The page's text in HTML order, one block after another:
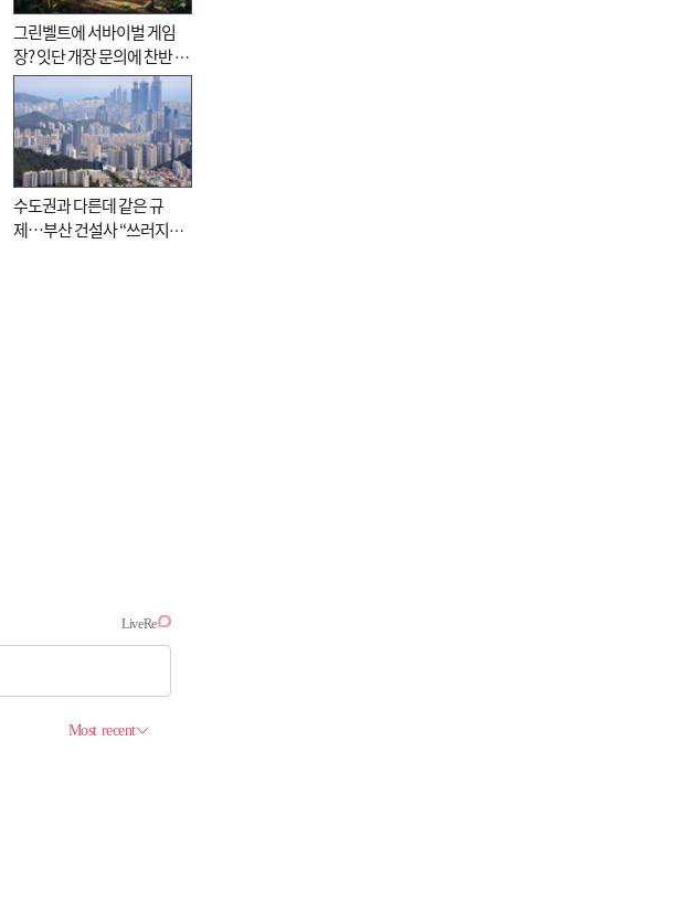
그린벨트에 서바이벌 게임
장? 잇단 개장 문의에 찬반 논
쟁
수도권과 다른데 같은 규
제…부산 건설사 “쓰러지기